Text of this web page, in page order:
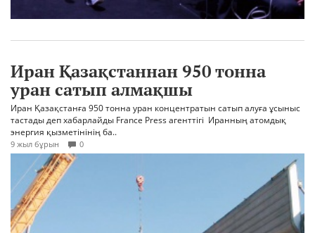
Иран Қазақстаннан 950 тонна
уран сатып алмақшы
Иран Қазақстанға 950 тонна уран концентратын сатып алуға ұсыныс
тастады деп хабарлайды France Press агенттігі Иранның атомдық
энергия қызметінінің ба..
9 жыл бұрын 0